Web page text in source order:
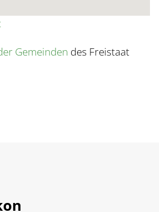
Gemeinden des Freistaat